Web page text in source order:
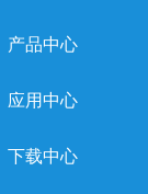
产品中心
应用中心
下载中心